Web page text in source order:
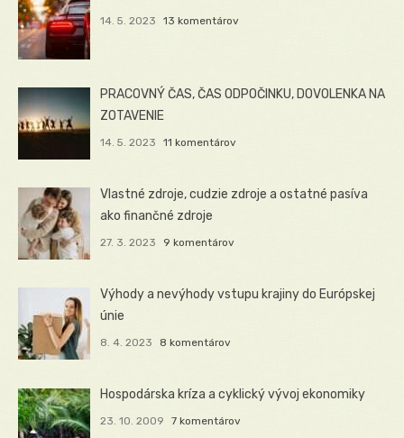
14. 5. 2023 13 komentárov
PRACOVNÝ ČAS, ČAS ODPOČINKU, DOVOLENKA NA
ZOTAVENIE
14. 5. 2023 11 komentárov
Vlastné zdroje, cudzie zdroje a ostatné pasíva
ako finančné zdroje
27. 3. 2023 9 komentárov
Výhody a nevýhody vstupu krajiny do Európskej
únie
8. 4. 2023 8 komentárov
Hospodárska kríza a cyklický vývoj ekonomiky
23. 10. 2009 7 komentárov